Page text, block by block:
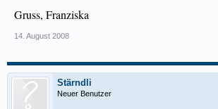
Gruss, Franziska
14. August 2008
Stärndli
Neuer Benutzer